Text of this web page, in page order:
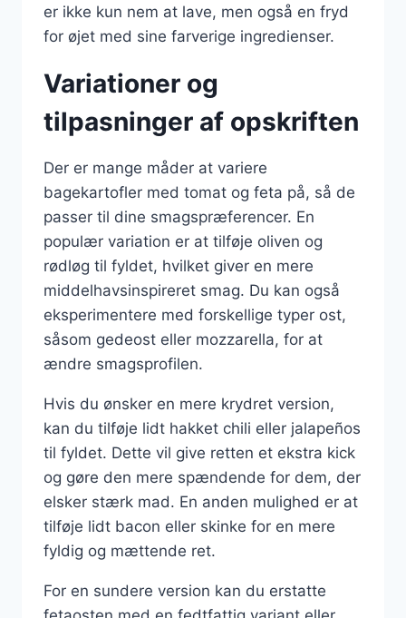
er ikke kun nem at lave, men også en fryd
for øjet med sine farverige ingredienser.
Variationer og
tilpasninger af opskriften
Der er mange måder at variere
bagekartofler med tomat og feta på, så de
passer til dine smagspræferencer. En
populær variation er at tilføje oliven og
rødløg til fyldet, hvilket giver en mere
middelhavsinspireret smag. Du kan også
eksperimentere med forskellige typer ost,
såsom gedeost eller mozzarella, for at
ændre smagsprofilen.
Hvis du ønsker en mere krydret version,
kan du tilføje lidt hakket chili eller jalapeños
til fyldet. Dette vil give retten et ekstra kick
og gøre den mere spændende for dem, der
elsker stærk mad. En anden mulighed er at
tilføje lidt bacon eller skinke for en mere
fyldig og mættende ret.
For en sundere version kan du erstatte